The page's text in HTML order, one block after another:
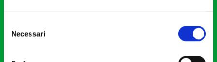
delNecessari